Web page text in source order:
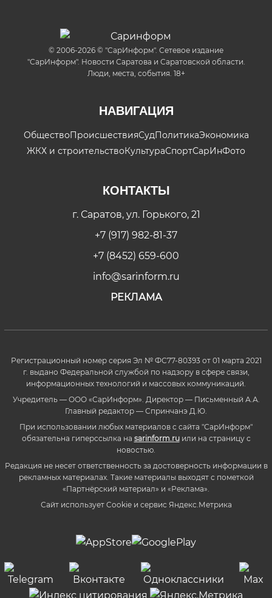
© 2006-2026 © "СарИнформ". Сетевое издание
"СарИнформ". Новости Саратова и Саратовской области.
Люди, места, события. 18+
НАВИГАЦИЯ
ОбществоПроисшествияСудПолитикаЭкономика
ЖКХ и строительствоКультураСпортСарИнФото
КОНТАКТЫ
г. Саратов, ул. Горького, 21
+7 (917) 982-81-37
+7 (8452) 659-600
info@sarinform.ru
РЕКЛАМА
Регистрационный номер серия Эл № ФС77-80393 от 01 марта 2021
г. выдано Федеральной службой по надзору в сфере связи,
информационных технологий и массовых коммуникаций.
Учредитель — ООО «СарИнформ». Директор — Письменный А.А.
Главный редактор — Спринчанэ Д.Ю.
При использовании любых материалов с сайта "СарИнформ"
обязательна гиперссылка на sarinform.ruили на страницу с
новостью.
Редакция не несет ответственность за достоверность информации в
рекламных материалах. Такие материалы выходят с пометкой
«Партнёрский материал» и «Реклама».
Сайт использует Cookie и сервиc Яндекс.Метрика